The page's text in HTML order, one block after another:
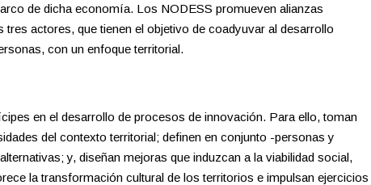
de dicha economía. Los NODESS promueven alianzas
actores, que tienen el objetivo de coadyuvar al desarrollo
con un enfoque territorial.
en el desarrollo de procesos de innovación. Para ello, toman
del contexto territorial; definen en conjunto -personas y
y, diseñan mejoras que induzcan a la viabilidad social,
la transformación cultural de los territorios e impulsan ejercicios